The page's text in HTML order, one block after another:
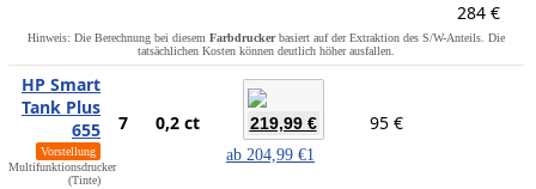
284 €
Hinweis: Die Berechnung bei diesem Farbdruckerbasiert auf der Extraktion des S/W-Anteils. Die
tatsächlichen Kosten können deutlich höher ausfallen.
HP Smart
Tank Plus
655
Vorstellung
Multifunktionsdrucker
(Tinte)
7 0,2 ct 219,99 €
ab 204,99 €1
95 €